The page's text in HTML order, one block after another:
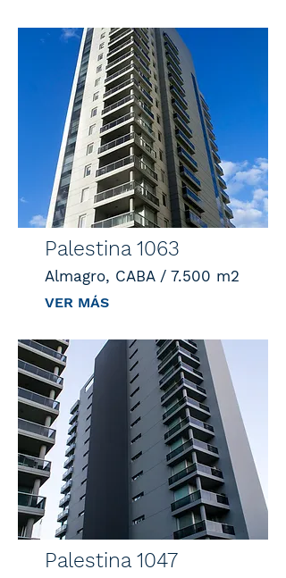
Palestina 1063
Almagro, CABA / 7.500 m2
VER MÁS
Palestina 1047